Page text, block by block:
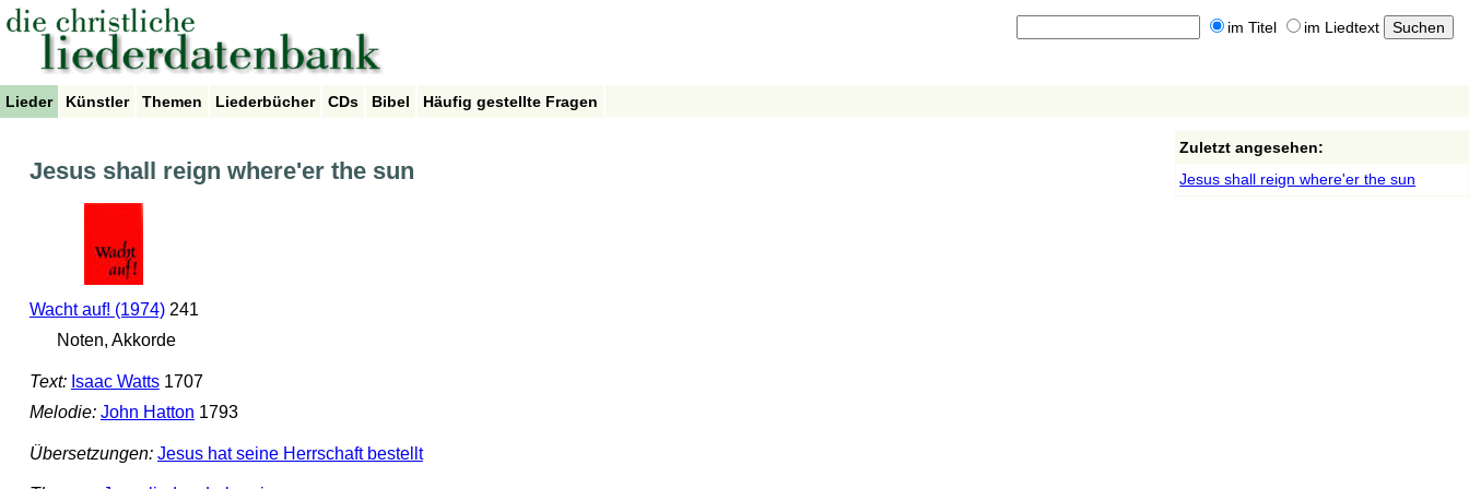
im Titel im Liedtext
Lieder Künstler Themen Liederbücher CDs Bibel Häufig gestellte Fragen
Jesus shall reign where'er the sun
Wacht auf! (1974)241
Noten, Akkorde
Text: Isaac Watts1707
Melodie: John Hatton 1793
Übersetzungen: Jesus hat seine Herrschaft bestellt
Zuletzt angesehen:
Jesus shall reign where'er the sun